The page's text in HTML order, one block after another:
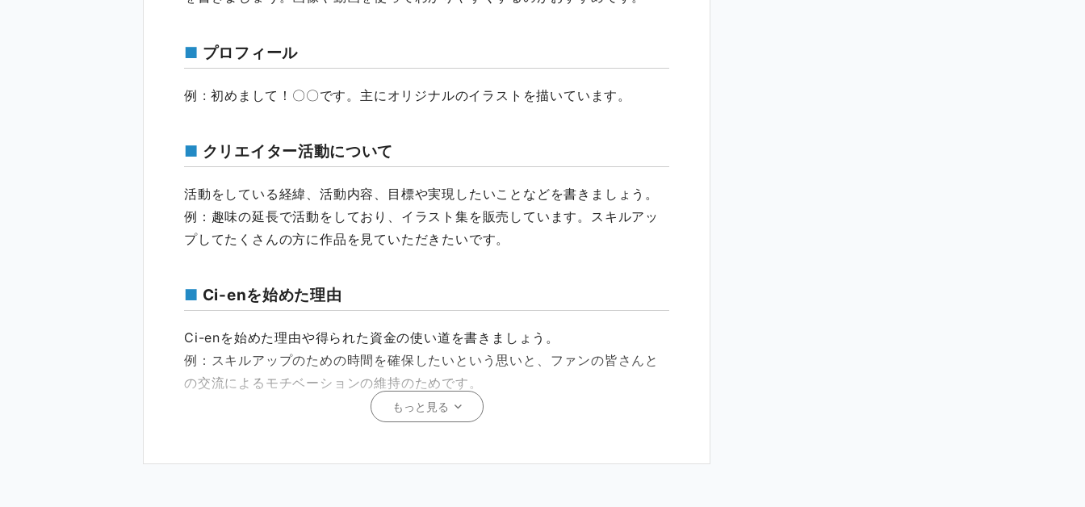
プロフィール
例 : 初めまして！〇〇です。主にオリジナルのイラストを描いています。
クリエイター活動について
活動をしている経緯、活動内容、目標や実現したいことなどを書きましょう。
例：趣味の延長で活動をしており、イラスト集を販売しています。スキルアッ
プしてたくさんの方に作品を見ていただきたいです。
Ci-enを始めた理由
Ci-enを始めた理由や得られた資金の使い道を書きましょう。
例：スキルアップのための時間を確保したいという思いと、ファンの皆さんと
の交流によるモチベーションの維持のためです。
もっと見る